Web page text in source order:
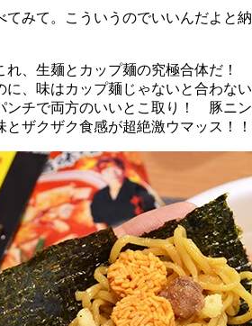
みて。こういうのでいいんだよと納
、生麺とカップ麺の究極合体だ！
に、味はカップ麺じゃないと合わない
ンチで両方のいいとこ取り！ 豚ニン
ザクザク食感が超絶激ウマッス！！